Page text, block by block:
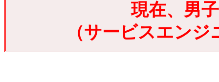
現在、男
（サービスエン